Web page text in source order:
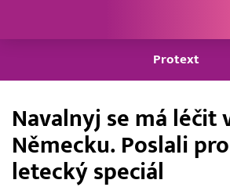
Protext
Navalnyj se má léčit
Německu. Poslali
letecký speciál